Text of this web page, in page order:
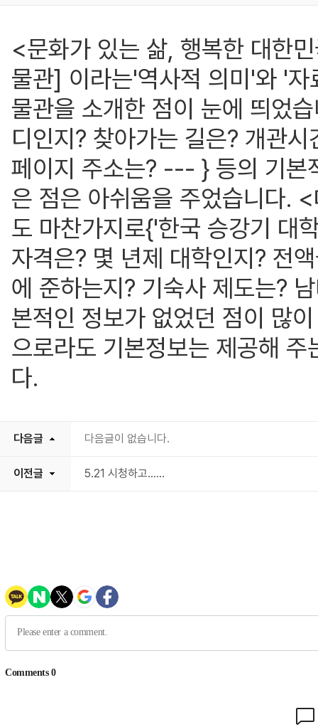
<문화가 있는 삶, 행복한 대한
물관] 이라는'역사적 의미'와 '
물관을 소개한 점이 눈에 띄었
디인지? 찾아가는 길은? 개관
페이지 주소는? --- } 등의 기본
은 점은 아쉬움을 주었습니다.
도 마찬가지로{'한국 승강기 대
자격은? 몇 년제 대학인지? 전
에 준하는지? 기숙사 제도는?
본적인 정보가 없었던 점이 많
으로라도 기본정보는 제공해
다.
다음글 다음글이 없습니다.
이전글 5.21 시청하고......